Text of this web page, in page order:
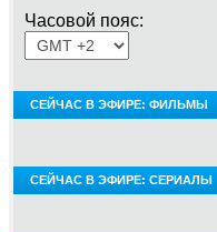
Часовой пояс:
СЕЙЧАС В ЭФИРЕ: ФИЛЬМЫ
СЕЙЧАС В ЭФИРЕ: СЕРИАЛЫ